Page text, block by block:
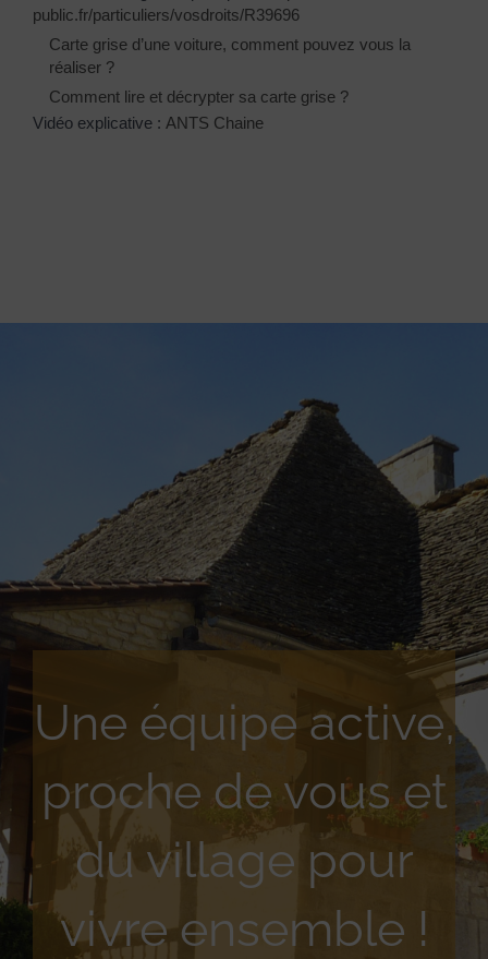
public.fr/particuliers/vosdroits/R39696
Carte grise d’une voiture, comment pouvez vous la
réaliser ?
Comment lire et décrypter sa carte grise ?
Vidéo explicative : ANTS Chaine
Une équipe active,
proche de vous et
du village pour
vivre ensemble !